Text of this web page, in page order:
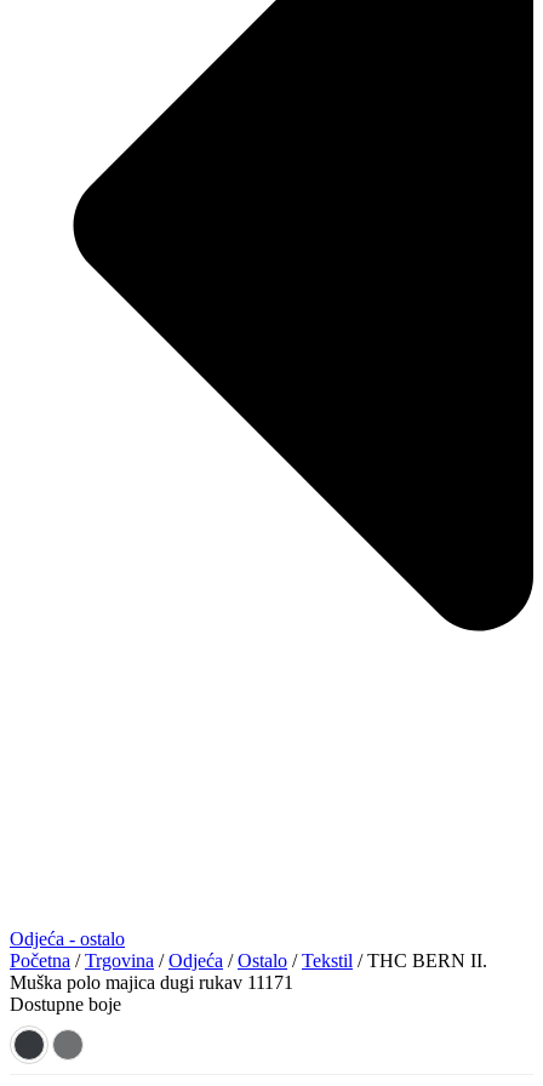
Odjeća - ostalo
Početna /Trgovina /Odjeća /Ostalo /Tekstil / THC BERN II.
Muška polo majica dugi rukav 11171
Dostupne boje